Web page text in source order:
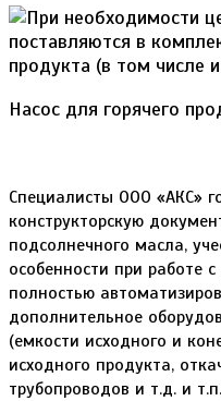
Насос для горячего
Специалисты ООО «АКС»
конструкторскую
подсолнечного масла,
особенности при работе
полностью
дополнительное
(емкости исходного и
исходного продукта,
трубопроводов и т.д. и